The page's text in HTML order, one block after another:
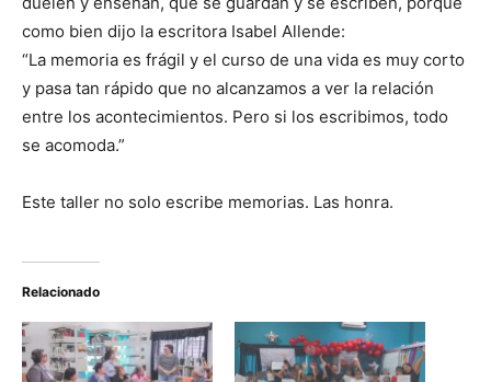
como bien dijo la escritora Isabel Allende:
“La memoria es frágil y el curso de una vida es muy corto
y pasa tan rápido que no alcanzamos a ver la relación
entre los acontecimientos. Pero si los escribimos, todo
se acomoda.”
Este taller no solo escribe memorias. Las honra.
Relacionado